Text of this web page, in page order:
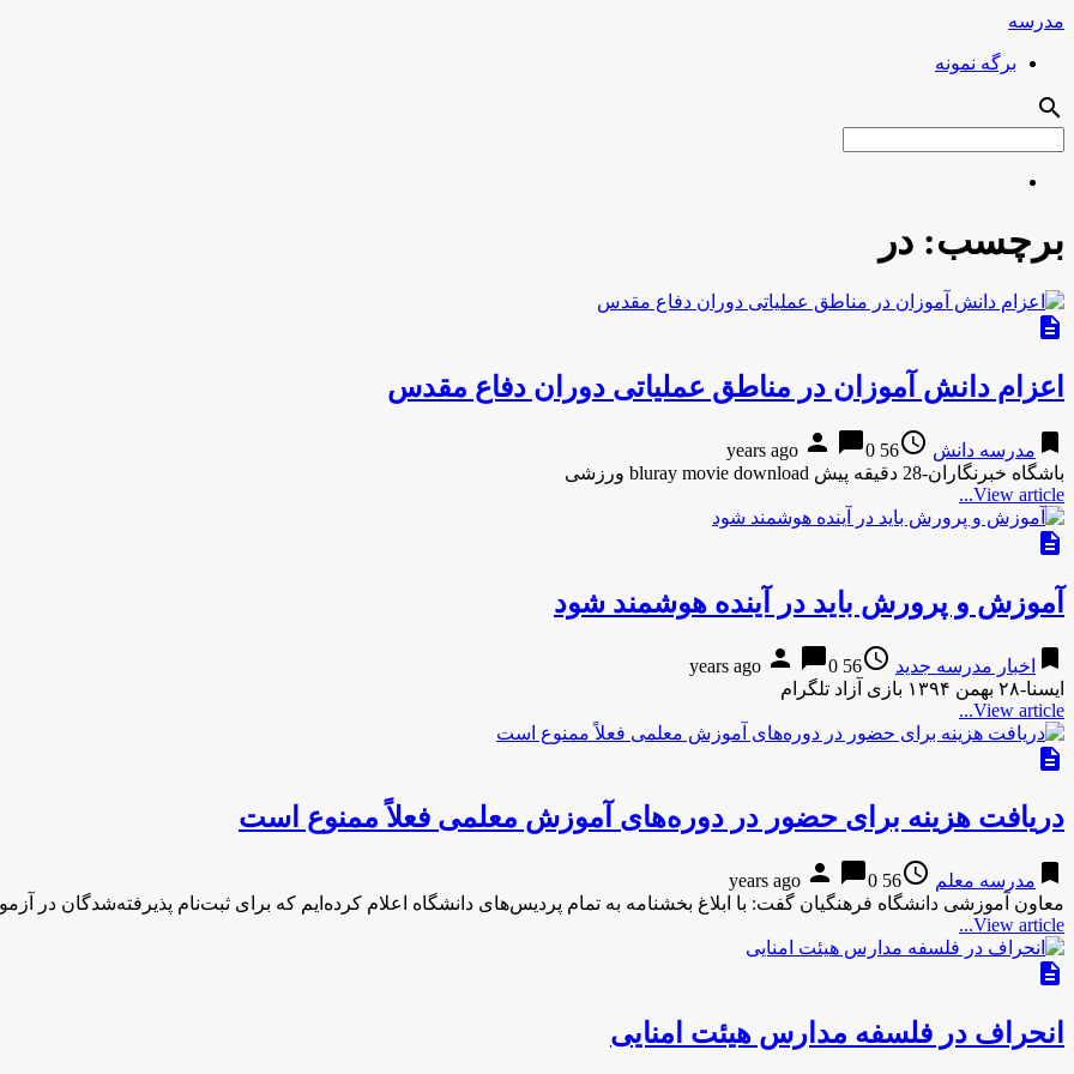
مدرسه
برگه نمونه
search
برچسب: در
description
اعزام دانش آموزان در مناطق عملیاتی دوران دفاع مقدس
bookmark مدرسه دانش access_time
56 years ago
person chat_bubble0
باشگاه خبرنگاران-28 دقیقه پیش bluray movie download ورزشی
View article...
description
آموزش و پرورش باید در آینده هوشمند شود
bookmark اخبار مدرسه جدید access_time
56 years ago
person chat_bubble0
ایسنا-۲۸ بهمن ۱۳۹۴ بازی آزاد تلگرام
View article...
description
دریافت هزینه برای حضور در دوره‌های آموزش معلمی فعلاً ممنوع است
bookmark مدرسه معلم access_time
56 years ago
person chat_bubble0
معاون آموزشی دانشگاه فرهنگیان گفت:‌ با ابلاغ بخشنامه به تمام پردیس‌های دانشگاه اعلام کرده‌ایم که برای ثبت‌نام پذیرفته‌شدگان در
View article...
description
انحراف در فلسفه مدارس هیئت امنایی